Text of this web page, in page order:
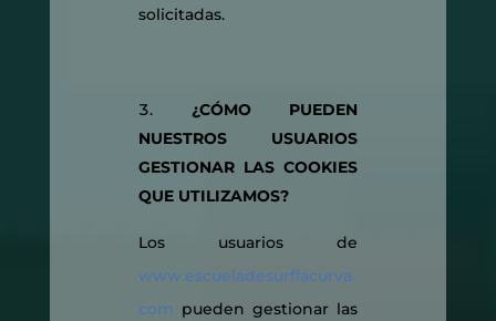
solicitadas.
¿CÓMO PUEDEN
NUESTROS USUARIOS
GESTIONAR LAS COOKIES
QUE UTILIZAMOS?
Los usuarios de
www.escueladesurflacurva.
com pueden gestionar las